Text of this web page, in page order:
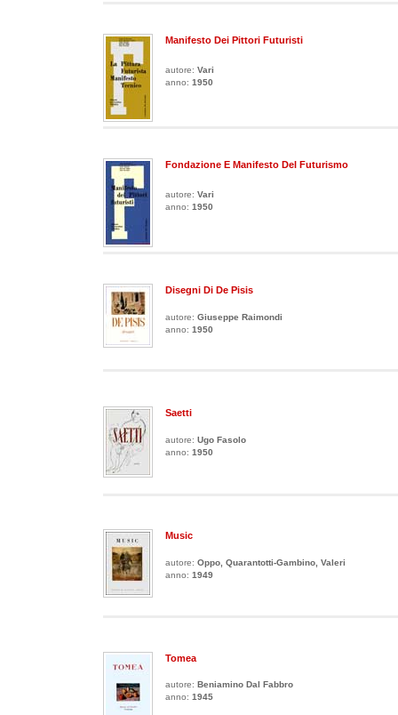
Manifesto Dei Pittori Futuristi
autore: Vari
anno: 1950
Fondazione E Manifesto Del Futurismo
autore: Vari
anno: 1950
Disegni Di De Pisis
autore: Giuseppe Raimondi
anno: 1950
Saetti
autore: Ugo Fasolo
anno: 1950
Music
autore: Oppo, Quarantotti-Gambino, Valeri
anno: 1949
Tomea
autore: Beniamino Dal Fabbro
anno: 1945